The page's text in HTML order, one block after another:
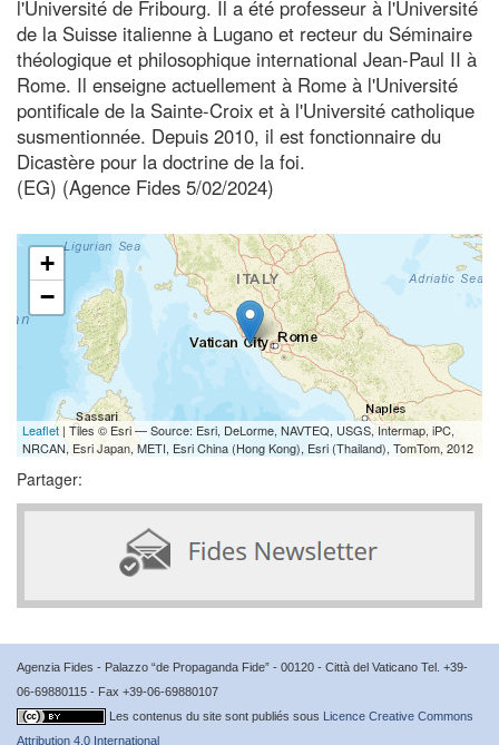
l'Université de Fribourg. Il a été professeur à l'Université
de la Suisse italienne à Lugano et recteur du Séminaire
théologique et philosophique international Jean-Paul II à
Rome. Il enseigne actuellement à Rome à l'Université
pontificale de la Sainte-Croix et à l'Université catholique
susmentionnée. Depuis 2010, il est fonctionnaire du
Dicastère pour la doctrine de la foi.
(EG) (Agence Fides 5/02/2024)
+
−
Leaflet | Tiles © Esri — Source: Esri, DeLorme, NAVTEQ, USGS, Intermap, iPC,
NRCAN, Esri Japan, METI, Esri China (Hong Kong), Esri (Thailand), TomTom, 2012
Partager:
Agenzia Fides - Palazzo “de Propaganda Fide” - 00120 - Città del Vaticano Tel. +39-
06-69880115 - Fax +39-06-69880107
Les contenus du site sont publiés sous Licence Creative Commons
Attribution 4.0 International